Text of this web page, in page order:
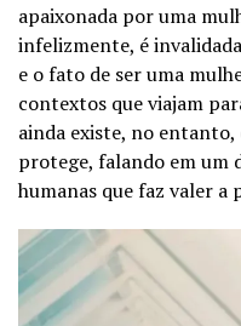
apaixonada por uma
infelizmente, é
e o fato de ser uma
contextos que viajam
ainda existe, no
protege, falando em um
humanas que faz valer a